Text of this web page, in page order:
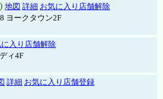
地図 詳細 お気に入り店舗解除
ヨークタウン2F
に入り店舗解除
ィ4F
詳細 お気に入り店舗登録